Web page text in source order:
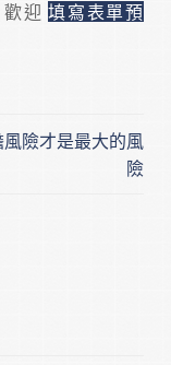
歡迎填寫表單預
險才是最大的風
險